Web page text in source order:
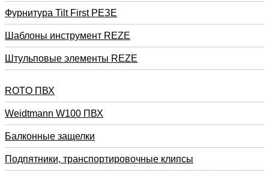
Фурнитура Tilt First РЕЗЕ
Шаблоны инструмент REZE
Штульповые элементы REZE
RОTO ПВХ
Weidtmann W100 ПВХ
Балконные защелки
Подпятники, транспортировочные клипсы